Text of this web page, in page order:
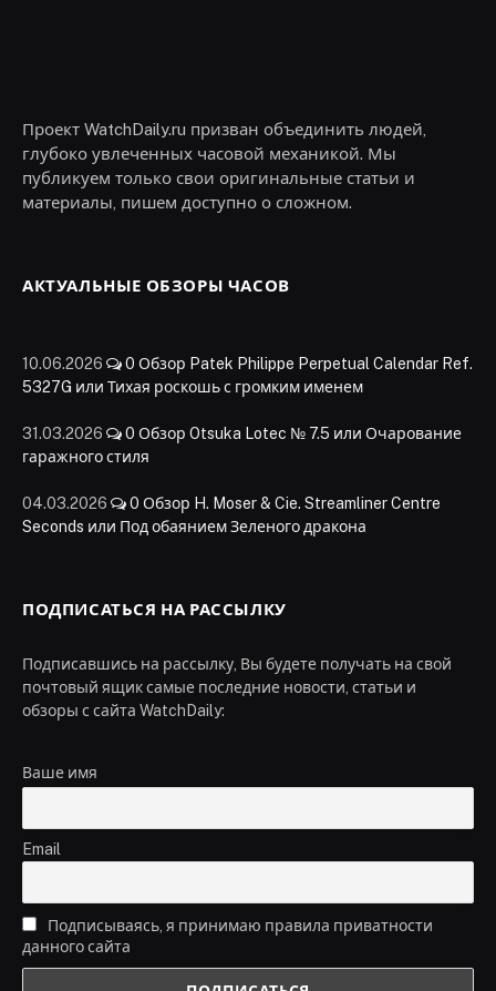
Проект WatchDaily.ru призван объединить людей,
глубоко увлеченных часовой механикой. Мы
публикуем только свои оригинальные статьи и
материалы, пишем доступно о сложном.
АКТУАЛЬНЫЕ ОБЗОРЫ ЧАСОВ
10.06.2026 0 Обзор Patek Philippe Perpetual Calendar Ref.
5327G или Тихая роскошь с громким именем
31.03.2026 0 Обзор Otsuka Lotec № 7.5 или Очарование
гаражного стиля
04.03.2026 0 Обзор H. Moser & Cie. Streamliner Centre
Seconds или Под обаянием Зеленого дракона
ПОДПИСАТЬСЯ НА РАССЫЛКУ
Подписавшись на рассылку, Вы будете получать на свой
почтовый ящик самые последние новости, статьи и
обзоры с сайта WatchDaily:
Ваше имя
Email
Подписываясь, я принимаю правила приватности
данного сайта